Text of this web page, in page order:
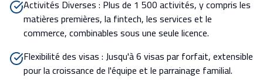
Activités Diverses : Plus de 1 500 activités, y compris les
matières premières, la fintech, les services et le
commerce, combinables sous une seule licence.
Flexibilité des visas : Jusqu'à 6 visas par forfait, extensible
pour la croissance de l'équipe et le parrainage familial.